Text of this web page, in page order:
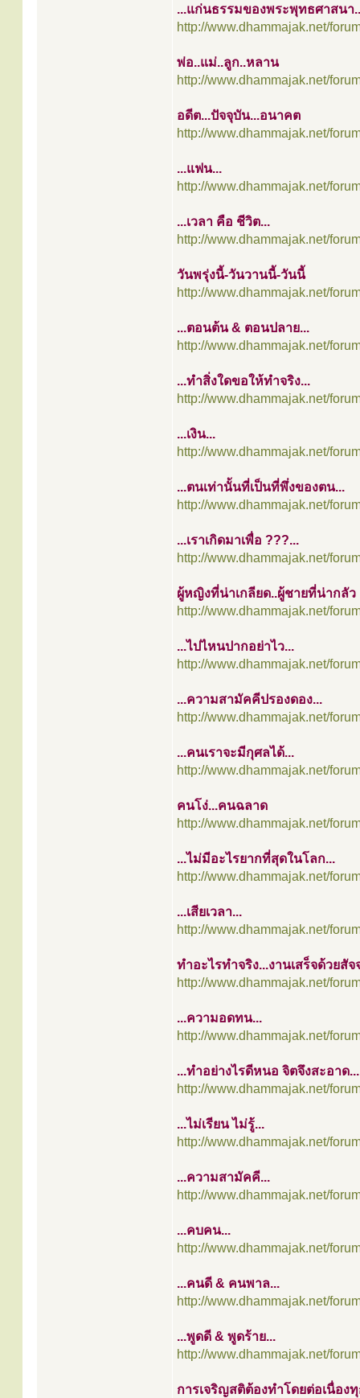
...แก่นธรรมของพระพุทธศาสนา
http://www.dhammajak.net/
พ่อ..แม่..ลูก..หลาน
http://www.dhammajak.net/
อดีต...ปัจจุบัน...อนาคต
http://www.dhammajak.net/
...แฟน...
http://www.dhammajak.net/
...เวลา คือ ชีวิต...
http://www.dhammajak.net/
วันพรุ่งนี้-วันวานนี้-วันนี้
http://www.dhammajak.net/
...ตอนต้น & ตอนปลาย...
http://www.dhammajak.net/
...ทำสิ่งใดขอให้ทำจริง...
http://www.dhammajak.net/
...เงิน...
http://www.dhammajak.net/
...ตนเท่านั้นที่เป็นที่พึ่งของตน...
http://www.dhammajak.net/
...เราเกิดมาเพื่อ ???...
http://www.dhammajak.net/
ผู้หญิงที่น่าเกลียด..ผู้ชายที่น่ากลัว
http://www.dhammajak.net/
...ไปไหนปากอย่าไว...
http://www.dhammajak.net/
...ความสามัคคีปรองดอง...
http://www.dhammajak.net/
...คนเราจะมีกุศลได้...
http://www.dhammajak.net/
คนโง่...คนฉลาด
http://www.dhammajak.net/
...ไม่มีอะไรยากที่สุดในโลก...
http://www.dhammajak.net/
...เสียเวลา...
http://www.dhammajak.net/
ทำอะไรทำจริง...งานเสร็จด้วยสัจ
http://www.dhammajak.net/
...ความอดทน...
http://www.dhammajak.net/
...ทำอย่างไรดีหนอ จิตจึงสะอาด...
http://www.dhammajak.net/
...ไม่เรียน ไม่รู้...
http://www.dhammajak.net/
...ความสามัคคี...
http://www.dhammajak.net/
...คบคน...
http://www.dhammajak.net/
...คนดี & คนพาล...
http://www.dhammajak.net/
...พูดดี & พูดร้าย...
http://www.dhammajak.net/
การเจริญสติต้องทำโดยต่อเนื่องทุ